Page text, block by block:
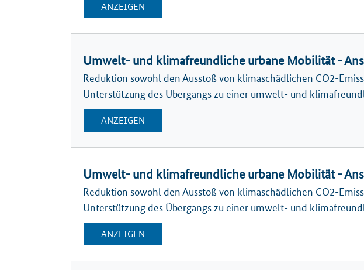
ANZEIGEN
Umwelt- und klimafreundliche urbane Mobilität -
Reduktion sowohl den Ausstoß von klimaschädlichen CO2-
Unterstützung des Übergangs zu einer umwelt- und
ANZEIGEN
Umwelt- und klimafreundliche urbane Mobilität -
Reduktion sowohl den Ausstoß von klimaschädlichen CO2-
Unterstützung des Übergangs zu einer umwelt- und
ANZEIGEN